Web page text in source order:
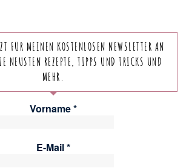
FÜR MEINEN KOSTENLOSEN NEWSLETTER AN
NEUSTEN REZEPTE, TIPPS UND TRICKS UND
MEHR.
Vorname*
E-Mail*